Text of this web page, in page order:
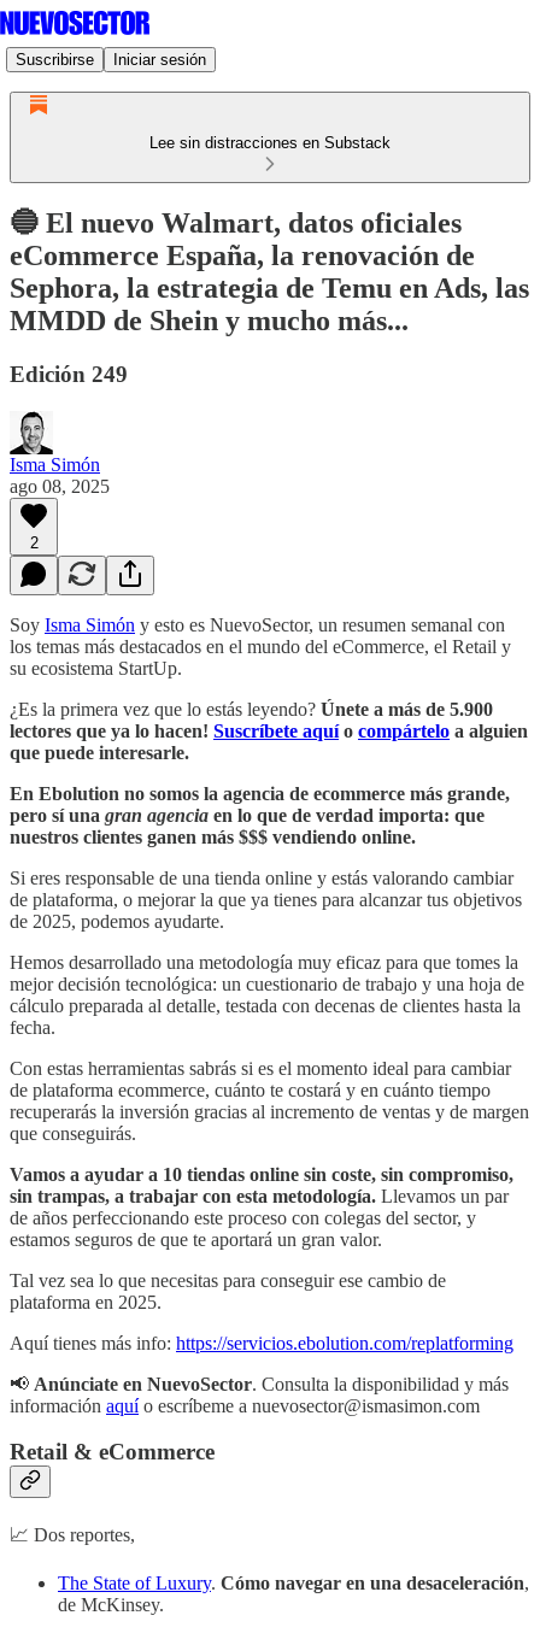
Suscribirse Iniciar sesión
Lee sin distracciones en Substack
🔵 El nuevo Walmart, datos oficiales
eCommerce España, la renovación de
Sephora, la estrategia de Temu en Ads, las
MMDD de Shein y mucho más...
Edición 249
Isma Simón
ago 08, 2025
2
Soy Isma Simón y esto es NuevoSector, un resumen semanal con
los temas más destacados en el mundo del eCommerce, el Retail y
su ecosistema StartUp.
¿Es la primera vez que lo estás leyendo? Únete a más de 5.900
lectores que ya lo hacen! Suscríbete aquío compártelo a alguien
que puede interesarle.
En Ebolution no somos la agencia de ecommerce más grande,
pero sí una gran agencia en lo que de verdad importa: que
nuestros clientes ganen más $$$ vendiendo online.
Si eres responsable de una tienda online y estás valorando cambiar
de plataforma, o mejorar la que ya tienes para alcanzar tus objetivos
de 2025, podemos ayudarte.
Hemos desarrollado una metodología muy eficaz para que tomes la
mejor decisión tecnológica: un cuestionario de trabajo y una hoja de
cálculo preparada al detalle, testada con decenas de clientes hasta la
fecha.
Con estas herramientas sabrás si es el momento ideal para cambiar
de plataforma ecommerce, cuánto te costará y en cuánto tiempo
recuperarás la inversión gracias al incremento de ventas y de margen
que conseguirás.
Vamos a ayudar a 10 tiendas online sin coste, sin compromiso,
sin trampas, a trabajar con esta metodología. Llevamos un par
de años perfeccionando este proceso con colegas del sector, y
estamos seguros de que te aportará un gran valor.
Tal vez sea lo que necesitas para conseguir ese cambio de
plataforma en 2025.
Aquí tienes más info: https://servicios.ebolution.com/replatforming
📢 Anúnciate en NuevoSector. Consulta la disponibilidad y más
información aquío escríbeme a nuevosector@ismasimon.com
Retail & eCommerce
📈 Dos reportes,
The State of Luxury. Cómo navegar en una desaceleración,
de McKinsey.